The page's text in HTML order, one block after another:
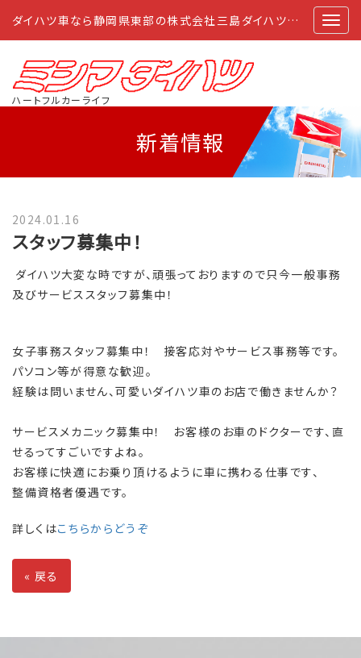
ダイハツ車なら静岡県東部の株式会社三島ダイハツにおまかせ
ハートフルカーライフ
新着情報
2024.01.16
スタッフ募集中！
ダイハツ大変な時ですが、頑張っておりますので只今一般事務
及びサービススタッフ募集中！
女子事務スタッフ募集中！ 接客応対やサービス事務等です。
パソコン等が得意な歓迎。
経験は問いません、可愛いダイハツ車のお店で働きませんか？
サービスメカニック募集中！ お客様のお車のドクターです、直
せるってすごいですよね。
お客様に快適にお乗り頂けるように車に携わる仕事です、
整備資格者優遇です。
詳しくはこちらからどうぞ
« 戻る